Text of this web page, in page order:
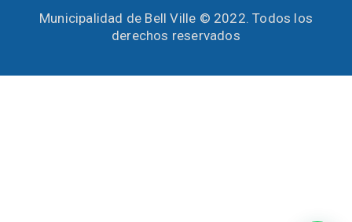
Municipalidad de Bell Ville © 2022. Todos los
derechos reservados